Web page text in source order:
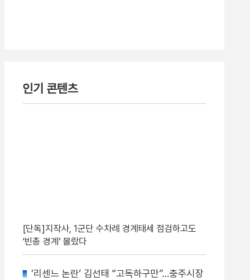
인기 콘텐츠
[단독]지작사, 1군단 수차례 경계태세 점검하고도
‘빈총 경계’ 몰랐다
‘리센느 논란’ 김선태 “고독하구만”…충주시장